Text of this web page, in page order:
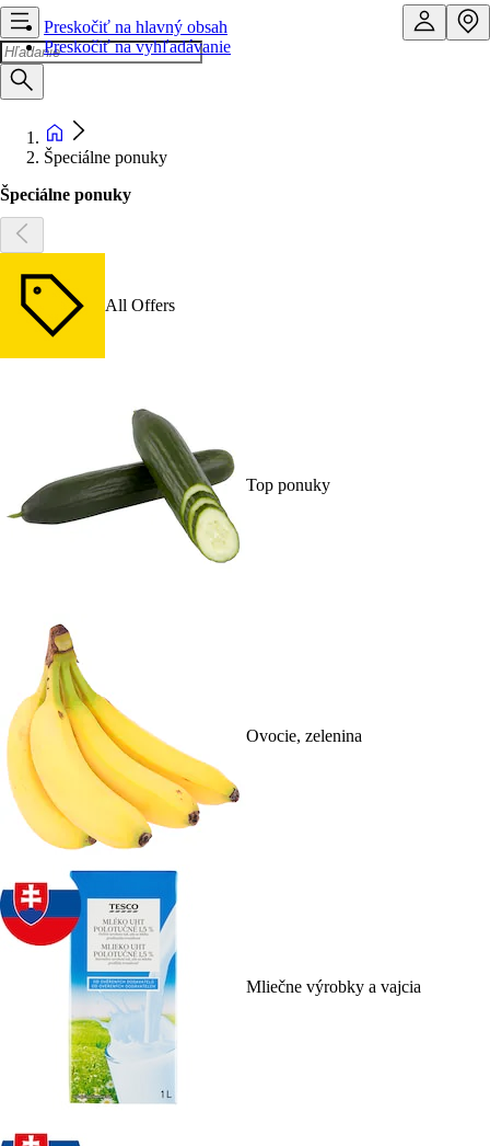
Preskočiť na hlavný obsah
Preskočiť na vyhľadávanie
Špeciálne ponuky
Špeciálne ponuky
All Offers
Top ponuky
Ovocie, zelenina
Mliečne výrobky a vajcia